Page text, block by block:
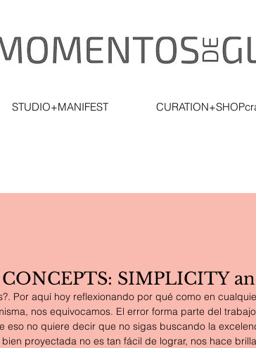
STUDIO+MANIFEST
SIMPLICITY
Por aquí hoy reflexionando por qué como en
nos equivocamos. El error forma parte del
eso no quiere decir que no sigas buscando la
proyectada no es tan fácil de lograr, nos hace